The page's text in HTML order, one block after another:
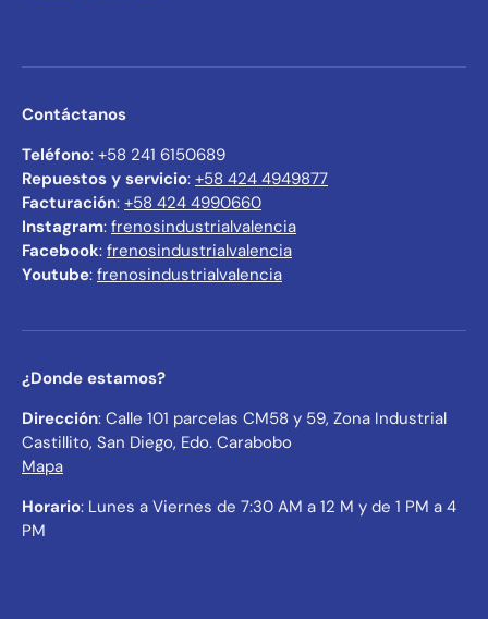
Contáctanos
Teléfono: +58 241 6150689
Repuestos y servicio: +58 424 4949877
Facturación: +58 424 4990660
Instagram: frenosindustrialvalencia
Facebook: frenosindustrialvalencia
Youtube: frenosindustrialvalencia
¿Donde estamos?
Dirección: Calle 101 parcelas CM58 y 59, Zona Industrial
Castillito, San Diego, Edo. Carabobo
Mapa
Horario: Lunes a Viernes de 7:30 AM a 12 M y de 1 PM a 4
PM